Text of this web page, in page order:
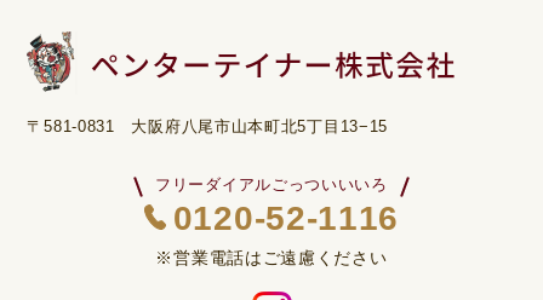
〒581-0831 大阪府八尾市山本町北5丁目13−15
フリーダイアルごっついいいろ
0120-52-1116
※営業電話はご遠慮ください